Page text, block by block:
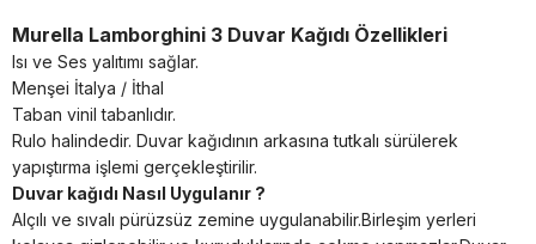
Murella Lamborghini 3 Duvar Kağıdı Özellikleri
Isı ve Ses yalıtımı sağlar.
Menşei İtalya / İthal
Taban vinil tabanlıdır.
Rulo halindedir. Duvar kağıdının arkasına tutkalı sürülerek
yapıştırma işlemi gerçekleştirilir.
Duvar kağıdı Nasıl Uygulanır ?
Alçılı ve sıvalı pürüzsüz zemine uygulanabilir.Birleşim yerleri